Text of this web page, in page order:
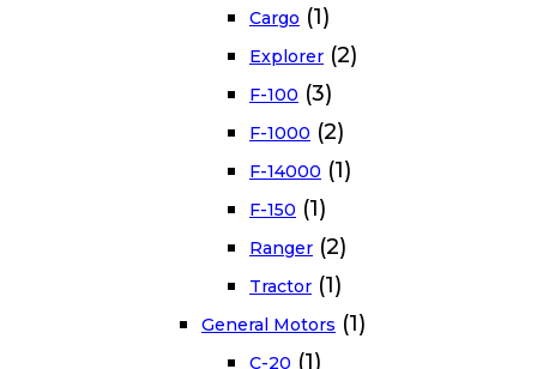
Cargo (1)
Explorer (2)
F-100 (3)
F-1000 (2)
F-14000 (1)
F-150 (1)
Ranger (2)
Tractor (1)
General Motors (1)
C-20 (1)